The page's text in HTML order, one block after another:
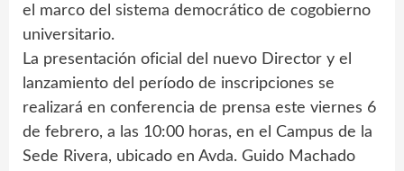
el marco del sistema democrático de cogobierno
universitario.
La presentación oficial del nuevo Director y el
lanzamiento del período de inscripciones se
realizará en conferencia de prensa este viernes 6
de febrero, a las 10:00 horas, en el Campus de la
Sede Rivera, ubicado en Avda. Guido Machado